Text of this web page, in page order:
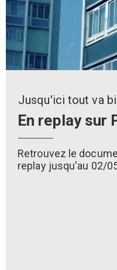
Jusqu'ici tout va
En replay sur
Retrouvez le
replay jusqu'au 02/